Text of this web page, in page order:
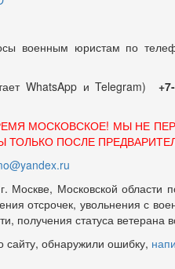
военным юристам по
WhatsApp и Telegram)
МОСКОВСКОЕ! МЫ НЕ
ПОСЛЕ
Москве, Московской
отсрочек, увольнения с
получения статуса ветерана
сайту, обнаружили ошибку,